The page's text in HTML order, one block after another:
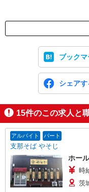
ブックマ
シェアす
15件のこの求人と
アルバイト パート
支那そば やそじ
ホー
時
茨